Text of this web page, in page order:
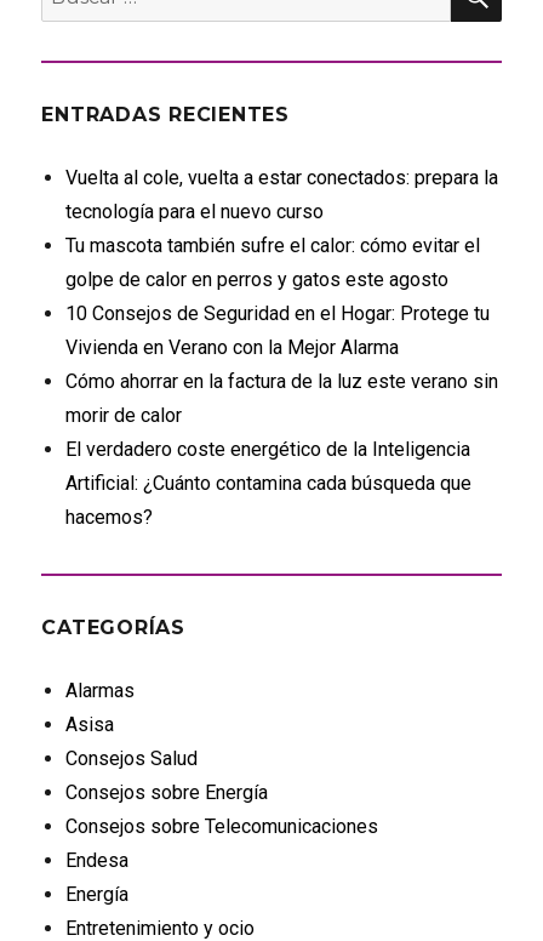
por:
ENTRADAS RECIENTES
Vuelta al cole, vuelta a estar conectados: prepara la
tecnología para el nuevo curso
Tu mascota también sufre el calor: cómo evitar el
golpe de calor en perros y gatos este agosto
10 Consejos de Seguridad en el Hogar: Protege tu
Vivienda en Verano con la Mejor Alarma
Cómo ahorrar en la factura de la luz este verano sin
morir de calor
El verdadero coste energético de la Inteligencia
Artificial: ¿Cuánto contamina cada búsqueda que
hacemos?
CATEGORÍAS
Alarmas
Asisa
Consejos Salud
Consejos sobre Energía
Consejos sobre Telecomunicaciones
Endesa
Energía
Entretenimiento y ocio